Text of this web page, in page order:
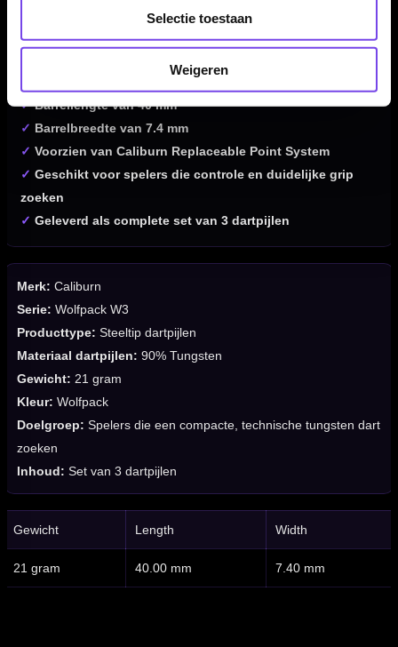
Selectie toestaan
Weigeren
✓ Gemaakt van 90% tungsten
✓ Barrellengte van 40 mm
✓ Barrelbreedte van 7.4 mm
✓ Voorzien van Caliburn Replaceable Point System
✓ Geschikt voor spelers die controle en duidelijke grip
zoeken
✓ Geleverd als complete set van 3 dartpijlen
Merk: Caliburn
Serie: Wolfpack W3
Producttype: Steeltip dartpijlen
Materiaal dartpijlen: 90% Tungsten
Gewicht: 21 gram
Kleur: Wolfpack
Doelgroep: Spelers die een compacte, technische tungsten dart
zoeken
Inhoud: Set van 3 dartpijlen
Gewicht Length Width
21 gram 40.00 mm 7.40 mm